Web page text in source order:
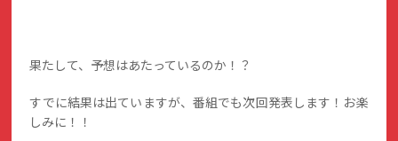
果たして、予想はあたっているのか！？
すでに結果は出ていますが、番組でも次回発表します！お楽
しみに！！